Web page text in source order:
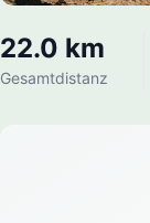
22.0 km
Gesamtdistanz